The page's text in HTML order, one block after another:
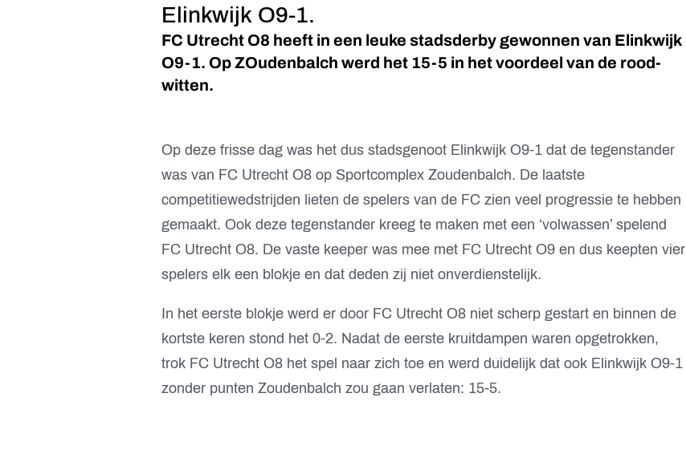
Elinkwijk O9-1.
FC Utrecht O8 heeft in een leuke stadsderby gewonnen van Elinkwijk
O9-1. Op ZOudenbalch werd het 15-5 in het voordeel van de rood-
witten.
Op deze frisse dag was het dus stadsgenoot Elinkwijk O9-1 dat de tegenstander
was van FC Utrecht O8 op Sportcomplex Zoudenbalch. De laatste
competitiewedstrijden lieten de spelers van de FC zien veel progressie te hebben
gemaakt. Ook deze tegenstander kreeg te maken met een ‘volwassen’ spelend
FC Utrecht O8. De vaste keeper was mee met FC Utrecht O9 en dus keepten vier
spelers elk een blokje en dat deden zij niet onverdienstelijk.
In het eerste blokje werd er door FC Utrecht O8 niet scherp gestart en binnen de
kortste keren stond het 0-2. Nadat de eerste kruitdampen waren opgetrokken,
trok FC Utrecht O8 het spel naar zich toe en werd duidelijk dat ook Elinkwijk O9-1
zonder punten Zoudenbalch zou gaan verlaten: 15-5.